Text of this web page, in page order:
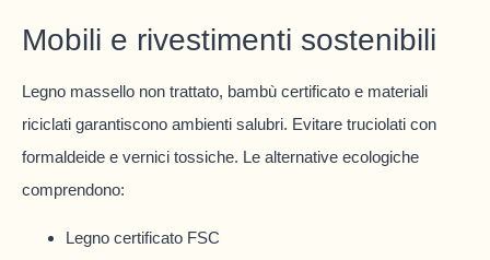
Mobili e rivestimenti sostenibili
Legno massello non trattato, bambù certificato e materiali
riciclati garantiscono ambienti salubri. Evitare truciolati con
formaldeide e vernici tossiche. Le alternative ecologiche
comprendono:
Legno certificato FSC